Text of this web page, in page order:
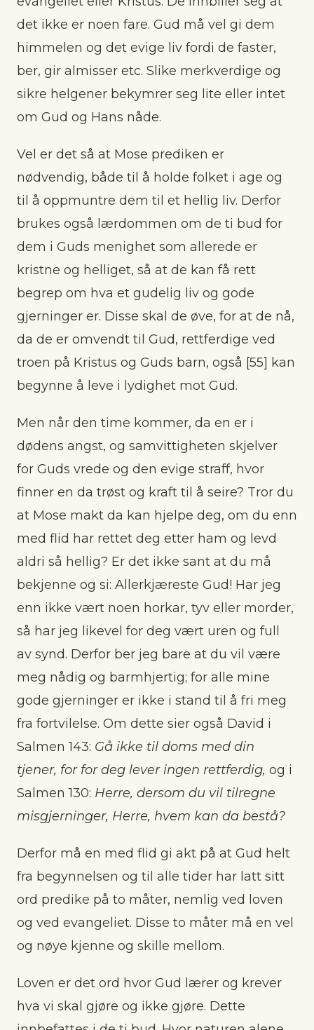
det ikke er noen fare. Gud må vel gi dem
himmelen og det evige liv fordi de faster,
ber, gir almisser etc. Slike merkverdige og
sikre helgener bekymrer seg lite eller intet
om Gud og Hans nåde.
Vel er det så at Mose prediken er
nødvendig, både til å holde folket i age og
til å oppmuntre dem til et hellig liv. Derfor
brukes også lærdommen om de ti bud for
dem i Guds menighet som allerede er
kristne og helliget, så at de kan få rett
begrep om hva et gudelig liv og gode
gjerninger er. Disse skal de øve, for at de nå,
da de er omvendt til Gud, rettferdige ved
troen på Kristus og Guds barn, også [55] kan
begynne å leve i lydighet mot Gud.
Men når den time kommer, da en er i
dødens angst, og samvittigheten skjelver
for Guds vrede og den evige straff, hvor
finner en da trøst og kraft til å seire? Tror du
at Mose makt da kan hjelpe deg, om du enn
med flid har rettet deg etter ham og levd
aldri så hellig? Er det ikke sant at du må
bekjenne og si: Allerkjæreste Gud! Har jeg
enn ikke vært noen horkar, tyv eller morder,
så har jeg likevel for deg vært uren og full
av synd. Derfor ber jeg bare at du vil være
meg nådig og barmhjertig; for alle mine
gode gjerninger er ikke i stand til å fri meg
fra fortvilelse. Om dette sier også David i
Salmen 143: Gå ikke til doms med din
tjener, for for deg lever ingen rettferdig, og i
Salmen 130: Herre, dersom du vil tilregne
misgjerninger, Herre, hvem kan da bestå?
Derfor må en med flid gi akt på at Gud helt
fra begynnelsen og til alle tider har latt sitt
ord predike på to måter, nemlig ved loven
og ved evangeliet. Disse to måter må en vel
og nøye kjenne og skille mellom.
Loven er det ord hvor Gud lærer og krever
hva vi skal gjøre og ikke gjøre. Dette